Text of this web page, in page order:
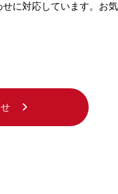
カートへ進む
に対応しています。お気